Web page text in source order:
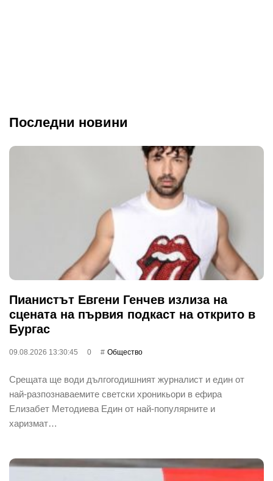
Последни новини
Пианистът Евгени Генчев излиза на
сцената на първия подкаст на открито в
Бургас
09.08.2026 13:30:45 0 Общество
Срещата ще води дългогодишният журналист и един от
най-разпознаваемите светски хроникьори в ефира
Елизабет Методиева Един от най-популярните и
харизмат…